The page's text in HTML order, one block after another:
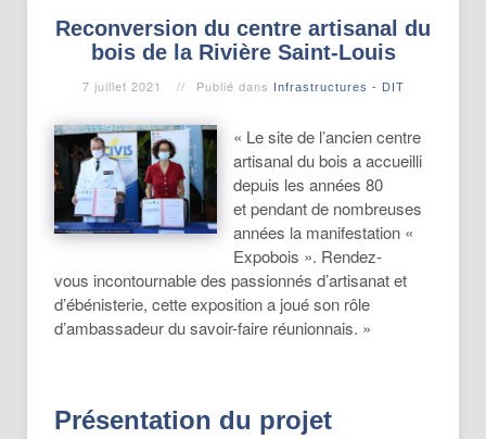
Reconversion du centre artisanal du
bois de la Rivière Saint-Louis
7 juillet 2021 Publié dans Infrastructures - DIT
« Le site de l’ancien centre
artisanal du bois a accueilli
depuis les années 80
et pendant de nombreuses
années la manifestation «
Expobois ». Rendez-
vous incontournable des passionnés d’artisanat et
d’ébénisterie, cette exposition a joué son rôle
d’ambassadeur du savoir-faire réunionnais. »
Présentation du projet